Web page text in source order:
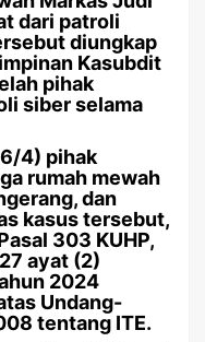
dari patroli
diungkap
Kasubdit
pihak
siber selama
4) pihak
rumah mewah
dan
kasus tersebut,
303 KUHP,
ayat (2)
2024
Undang-
tentang ITE.